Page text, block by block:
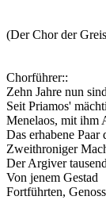
(Der Chor der
Chorführer::
Zehn Jahre nun
Seit Priamos'
Menelaos, mit ihm
Das erhabene
Zweithroniger
Der Argiver
Von jenem Gestad
Fortführten,